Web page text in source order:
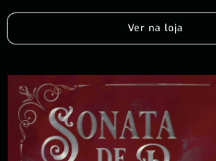
Ver na loja